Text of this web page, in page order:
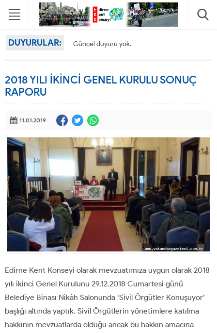
DUYURULAR: Güncel duyuru yok.
2018 YILI İKİNCİ GENEL KURULU SONUÇ
RAPORU
11.01.2019
Edirne Kent Konseyi olarak mevzuatımıza uygun olarak 2018
yılı ikinci Genel Kurulunu 29.12.2018 Cumartesi günü
Belediye Binası Nikâh Salonunda ‘Sivil Örgütler Konuşuyor’
başlığı altında yaptık. Sivil Örgütlerin yönetimlere katılma
hakkının mevzuatlarda olduğu ancak bu hakkın amacına